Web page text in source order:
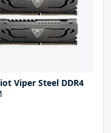
Viper Steel DDR4